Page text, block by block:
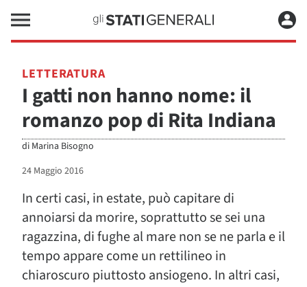
LETTERATURA
I gatti non hanno nome: il
romanzo pop di Rita Indiana
di Marina Bisogno
24 Maggio 2016
In certi casi, in estate, può capitare di
annoiarsi da morire, soprattutto se sei una
ragazzina, di fughe al mare non se ne parla e il
tempo appare come un rettilineo in
chiaroscuro piuttosto ansiogeno. In altri casi,